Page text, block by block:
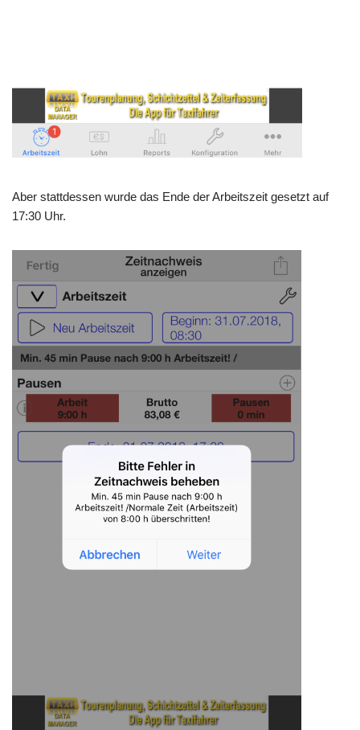
Aber stattdessen wurde das Ende der Arbeitszeit gesetzt auf
17:30 Uhr.